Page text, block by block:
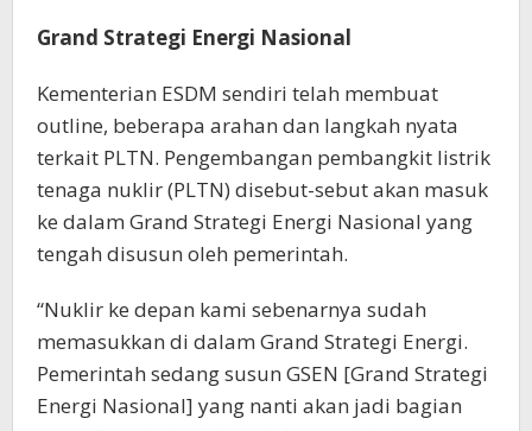
Grand Strategi Energi Nasional
Kementerian ESDM sendiri telah membuat
outline, beberapa arahan dan langkah nyata
terkait PLTN. Pengembangan pembangkit listrik
tenaga nuklir (PLTN) disebut-sebut akan masuk
ke dalam Grand Strategi Energi Nasional yang
tengah disusun oleh pemerintah.
“Nuklir ke depan kami sebenarnya sudah
memasukkan di dalam Grand Strategi Energi.
Pemerintah sedang susun GSEN [Grand Strategi
Energi Nasional] yang nanti akan jadi bagian